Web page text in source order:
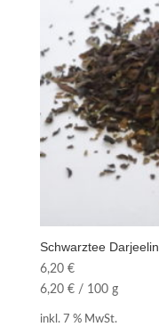
Schwarztee
6,20 €
6,20 €/ 100 g
inkl. 7 % MwSt.